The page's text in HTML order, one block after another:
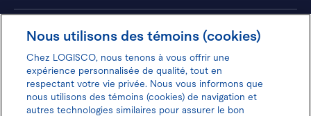
Hôtels
Donnez votre avis pour gagner 100$
Nous utilisons des témoins (cookies)
Chez LOGISCO, nous tenons à vous offrir une
expérience personnalisée de qualité, tout en
respectant votre vie privée. Nous vous informons que
nous utilisons des témoins (cookies) de navigation et
autres technologies similaires pour assurer le bon